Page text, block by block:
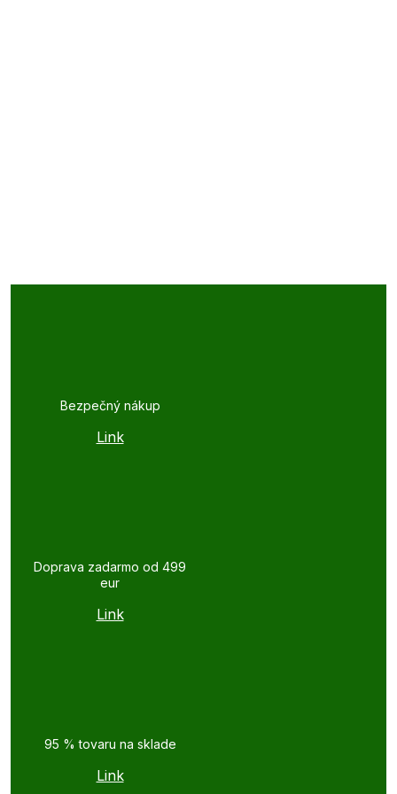
Bezpečný nákup
Link
Doprava zadarmo od 499
eur
Link
95 % tovaru na sklade
Link